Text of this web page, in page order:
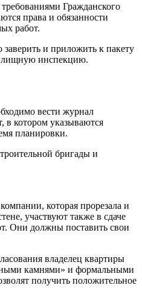
Гражданского
права и обязанности
работ.
и приложить к пакету
инспекцию.
вести журнал
в котором указываются
планировки.
бригады и
которая прорезала и
участвуют также в сдаче
Они должны поставить свои
владелец квартиры
камнями» и формальными
получить положительное